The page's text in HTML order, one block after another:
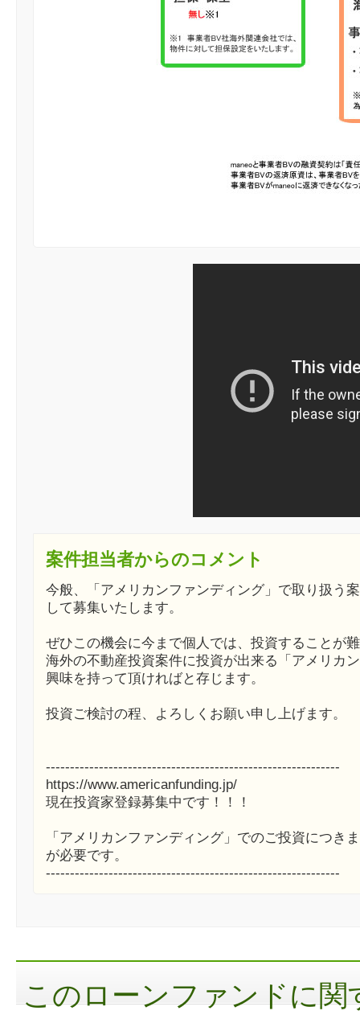
案件担当者からのコメント
今般、「アメリカンファンディング」で取り扱う
して募集いたします。
ぜひこの機会に今まで個人では、投資することが
海外の不動産投資案件に投資が出来る「アメリカ
興味を持って頂ければと存じます。
投資ご検討の程、よろしくお願い申し上げます。
-------------------------------------------------------------
https://www.americanfunding.jp/
現在投資家登録募集中です！！！
「アメリカンファンディング」でのご投資につき
が必要です。
-------------------------------------------------------------
このローンファンドに関